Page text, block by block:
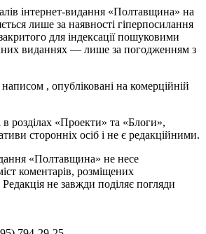
інтернет-видання «Полтавщина» на
лише за наявності гіперпосилання
для індексації пошуковими
виданнях — лише за погодженням з
написом , опубліковані на комерційній
розділах «Проекти» та «Блоги»,
сторонніх осіб і не є редакційними.
«Полтавщина» не несе
коментарів, розміщених
не завжди поділяє погляди